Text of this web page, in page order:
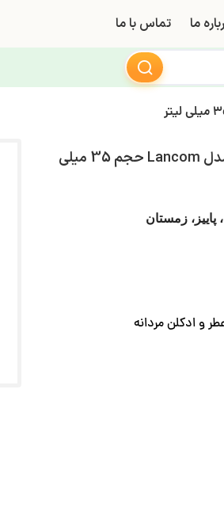
ما تماس با ما
عطر جیبی زنانه نایس پاپت مدل Lancom حجم 35 میلی
زمستان
و ادکلن مردانه